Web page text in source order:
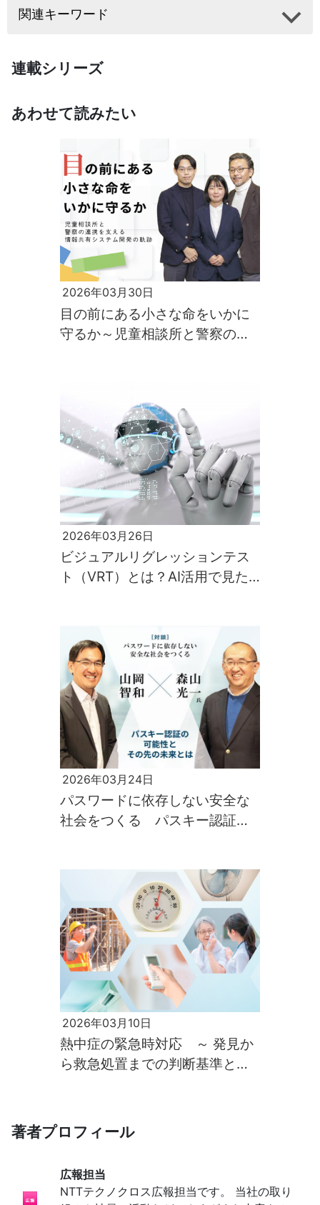
関連キーワード
連載シリーズ
あわせて読みたい
2026年03月30日
目の前にある小さな命をいかに
守るか～児童相談所と警察の連
2026年03月26日
ビジュアルリグレッションテス
ト（VRT）とは？AI活用で見た
2026年03月24日
パスワードに依存しない安全な
社会をつくる パスキー認証の
2026年03月10日
熱中症の緊急時対応 ～ 発見か
ら救急処置までの判断基準と応
著者プロフィール
広報担当
NTTテクノクロス広報担当です。 当社の取り